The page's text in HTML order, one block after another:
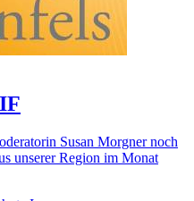
Susan Morgner noch
unserer Region im Monat